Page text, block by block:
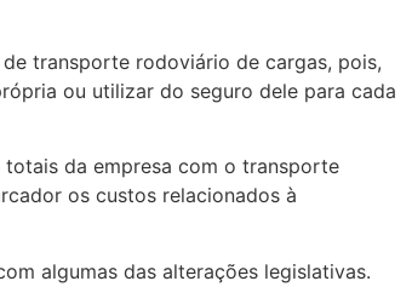
transporte rodoviário de cargas, pois,
ou utilizar do seguro dele para cada
da empresa com o transporte
os custos relacionados à
algumas das alterações legislativas.